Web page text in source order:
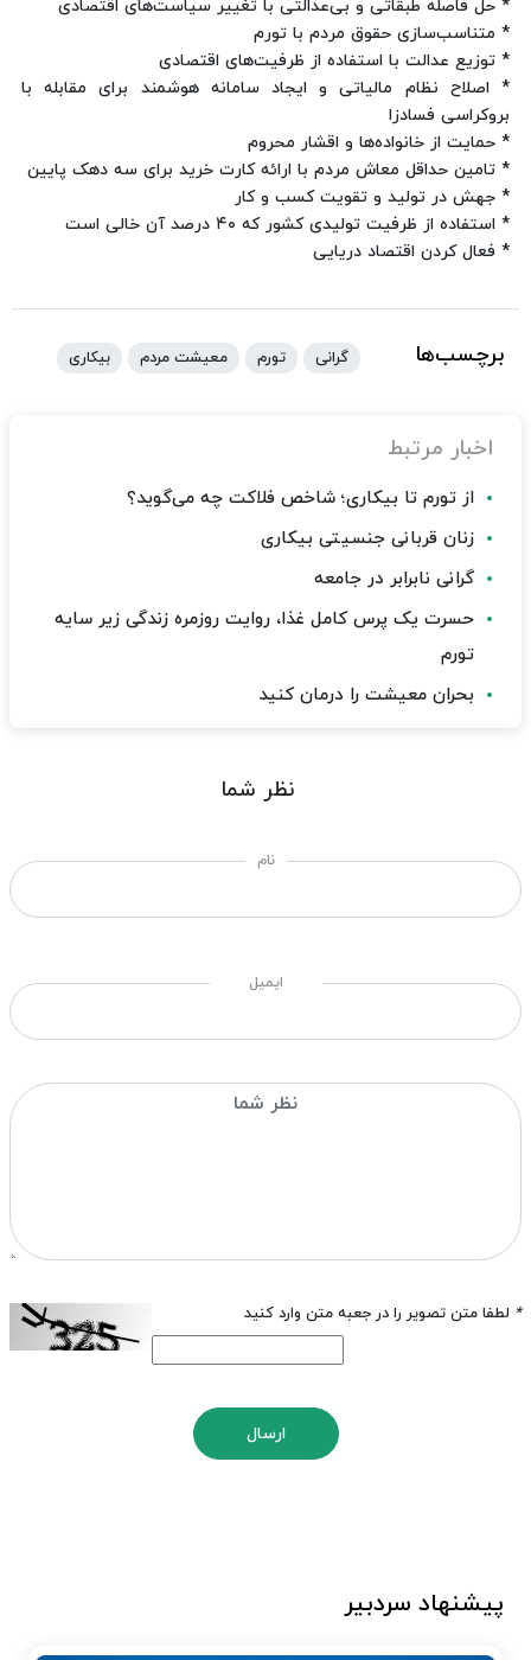
* حل فاصله طبقاتی و بی‌عدالتی با تغییر سیاست‌های اقتصادی
* متناسب‌سازی حقوق مردم با تورم
* توزیع عدالت با استفاده از ظرفیت‌های اقتصادی
* اصلاح نظام مالیاتی و ایجاد سامانه هوشمند برای مقابله با
بروکراسی فسادزا
* حمایت از خانواده‌ها و اقشار محروم
* تامین حداقل معاش مردم با ارائه کارت خرید برای سه دهک پایین
* جهش در تولید و تقویت کسب و کار
* استفاده از ظرفیت تولیدی کشور که ۴۰ درصد آن خالی است
* فعال کردن اقتصاد دریایی
برچسب‌ها گرانی تورم معیشت مردم بیکاری
اخبار مرتبط
از تورم تا بیکاری؛ شاخص فلاکت چه می‌گوید؟
زنان قربانی جنسیتی بیکاری
گرانی نابرابر در جامعه
حسرت یک پرس کامل غذا، روایت روزمره زندگی زیر سایه
تورم
بحران معیشت را درمان کنید
نظر شما
نام
ایمیل
* لطفا متن تصویر را در جعبه متن وارد کنید
ارسال
پیشنهاد سردبیر